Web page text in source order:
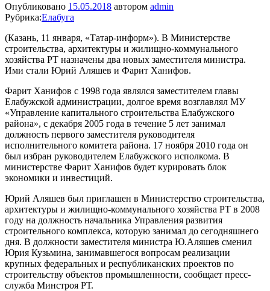
Опубликовано 15.05.2018 автором admin
Рубрика:Елабуга
(Казань, 11 января, «Татар-информ»). В Министерстве
строительства, архитектуры и жилищно-коммунального
хозяйства РТ назначены два новых заместителя министра.
Ими стали Юрий Аляшев и Фарит Ханифов.
Фарит Ханифов с 1998 года являлся заместителем главы
Елабужской администрации, долгое время возглавлял МУ
«Управление капитального строительства Елабужского
района», с декабря 2005 года в течение 5 лет занимал
должность первого заместителя руководителя
исполнительного комитета района. 17 ноября 2010 года он
был избран руководителем Елабужского исполкома. В
министерстве Фарит Ханифов будет курировать блок
экономики и инвестиций.
Юрий Аляшев был приглашен в Министерство строительства,
архитектуры и жилищно-коммунального хозяйства РТ в 2008
году на должность начальника Управления развития
строительного комплекса, которую занимал до сегодняшнего
дня. В должности заместителя министра Ю.Аляшев сменил
Юрия Кузьмина, занимавшегося вопросам реализации
крупных федеральных и республиканских проектов по
строительству объектов промышленности, сообщает пресс-
служба Минстроя РТ.